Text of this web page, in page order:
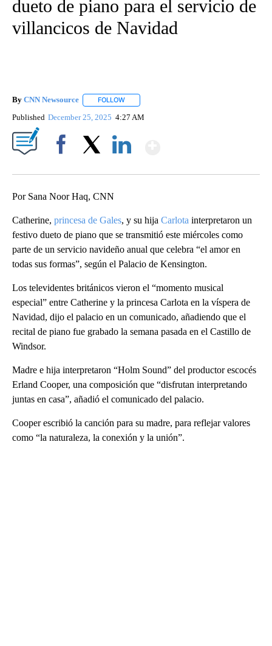
dueto de piano para el servicio de
villancicos de Navidad
By CNN Newsource FOLLOW
Published December 25, 2025 4:27 AM
Por Sana Noor Haq, CNN
Catherine, princesa de Gales, y su hija Carlota interpretaron un
festivo dueto de piano que se transmitió este miércoles como
parte de un servicio navideño anual que celebra “el amor en
todas sus formas”, según el Palacio de Kensington.
Los televidentes británicos vieron el “momento musical
especial” entre Catherine y la princesa Carlota en la víspera de
Navidad, dijo el palacio en un comunicado, añadiendo que el
recital de piano fue grabado la semana pasada en el Castillo de
Windsor.
Madre e hija interpretaron “Holm Sound” del productor escocés
Erland Cooper, una composición que “disfrutan interpretando
juntas en casa”, añadió el comunicado del palacio.
Cooper escribió la canción para su madre, para reflejar valores
como “la naturaleza, la conexión y la unión”.